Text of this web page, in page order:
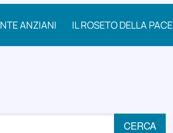
ANZIANI IL ROSETO DELLA PACE
CERCA